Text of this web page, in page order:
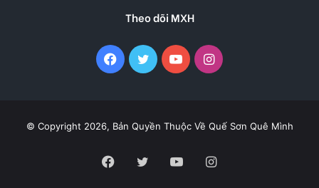
Theo dõi MXH
Facebook
TwitterYouTubeInstagram
© Copyright 2026, Bản Quyền Thuộc Về Quế Sơn Quê Mình
Facebook
TwitterYouTubeInstagram